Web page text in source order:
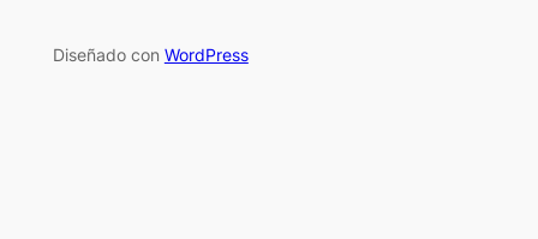
Diseñado con WordPress